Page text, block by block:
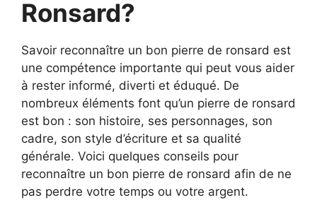
Ronsard?
Savoir reconnaître un bon pierre de ronsard est
une compétence importante qui peut vous aider
à rester informé, diverti et éduqué. De
nombreux éléments font qu’un pierre de ronsard
est bon : son histoire, ses personnages, son
cadre, son style d’écriture et sa qualité
générale. Voici quelques conseils pour
reconnaître un bon pierre de ronsard afin de ne
pas perdre votre temps ou votre argent.